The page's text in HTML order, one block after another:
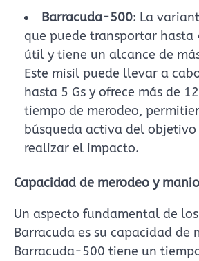
Barracuda-500: La
que puede transportar hasta
útil y tiene un alcance de
Este misil puede llevar a
hasta 5 Gs y ofrece más de
tiempo de merodeo,
búsqueda activa del objetivo
realizar el impacto.
Capacidad de merodeo y
Un aspecto fundamental de
Barracuda es su capacidad de
Barracuda-500 tiene un